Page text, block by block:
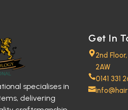
specialises in
delivering
Get In
2nd
2AW
0141 331